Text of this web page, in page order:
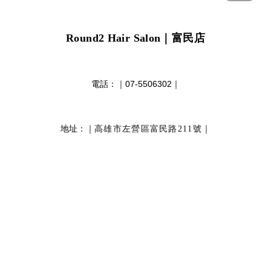
Round2 Hair Salon ｜富民店
電話：｜ 07-5506302 ｜
地址：｜高雄市左營區富民路211號 ｜